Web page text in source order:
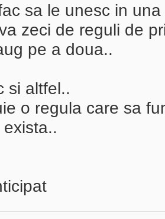
sa le unesc in
zeci de reguli de
pe a doua..
si altfel..
o regula care sa